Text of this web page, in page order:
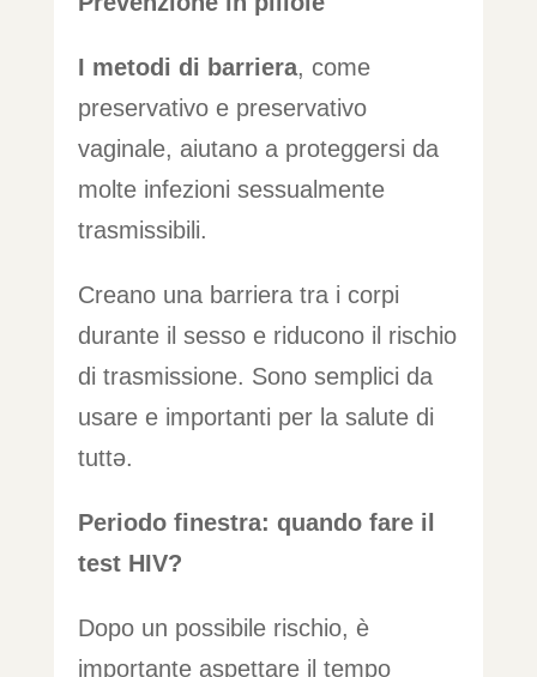
I metodi di barriera, come
preservativo e preservativo
vaginale, aiutano a proteggersi da
molte infezioni sessualmente
trasmissibili.
Creano una barriera tra i corpi
durante il sesso e riducono il rischio
di trasmissione. Sono semplici da
usare e importanti per la salute di
tuttə.
Periodo finestra: quando fare il
test HIV?
Dopo un possibile rischio, è
importante aspettare il tempo